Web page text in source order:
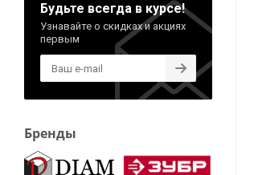
PERFECTO LINEA
PRO STARTUL
STARTUL
ВОЛАТ
Будьте всегда в курсе!
Узнавайте о скидках и акциях
первым
Бренды